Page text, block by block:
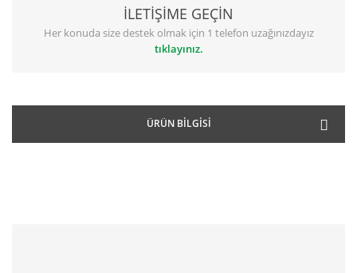
İLETİŞİME GEÇİN
Her konuda size destek olmak için 1 telefon uzağınızdayız
tıklayınız.
ÜRÜN BILGISI